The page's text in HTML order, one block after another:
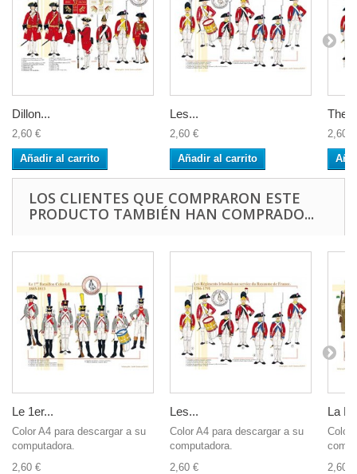
Dillon...
2,60 €
Añadir al carrito
Les...
2,60 €
Añadir al carrito
The
2,60 €
LOS CLIENTES QUE COMPRARON ESTE
PRODUCTO TAMBIÉN HAN COMPRADO...
Le 1er...
Color A4 para descargar a su
computadora.
2,60 €
Les...
Color A4 para descargar a su
computadora.
2,60 €
La
Color
2,60 €